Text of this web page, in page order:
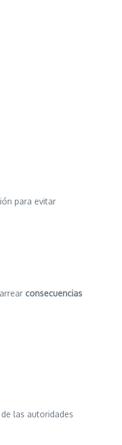
para evitar
consecuencias
las autoridades